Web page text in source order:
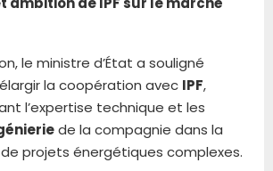
le ministre d’État a souligné
la coopération avec IPF,
l’expertise technique et les
de la compagnie dans la
projets énergétiques complexes.